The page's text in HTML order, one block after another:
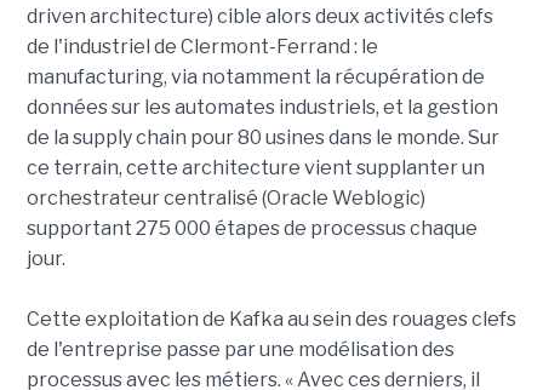
driven architecture) cible alors deux activités clefs
de l'industriel de Clermont-Ferrand : le
manufacturing, via notamment la récupération de
données sur les automates industriels, et la gestion
de la supply chain pour 80 usines dans le monde. Sur
ce terrain, cette architecture vient supplanter un
orchestrateur centralisé (Oracle Weblogic)
supportant 275 000 étapes de processus chaque
jour.
Cette exploitation de Kafka au sein des rouages clefs
de l'entreprise passe par une modélisation des
processus avec les métiers. « Avec ces derniers, il